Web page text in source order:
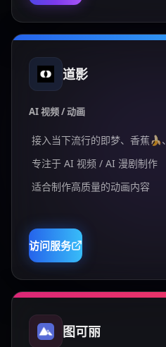
道影
AI 视频 / 动画
接入当下流行的即梦、香蕉🍌
专注于 AI 视频 / AI 漫剧制作
适合制作高质量的动画内容
访问服务
图可丽